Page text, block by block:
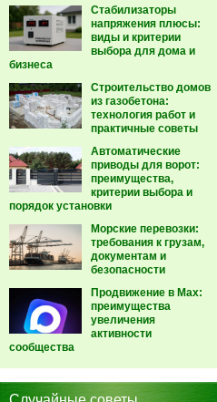
Стабилизаторы
напряжения плюсы:
виды и критерии
выбора для дома и
бизнеса
Строительство домов
из газобетона:
технология работ и
практичные советы
Автоматические
приводы для ворот:
преимущества,
критерии выбора и
порядок установки
Морские перевозки:
требования к грузам,
документам и
безопасности
Продвижение в Max:
преимущества
увеличения
активности
сообщества